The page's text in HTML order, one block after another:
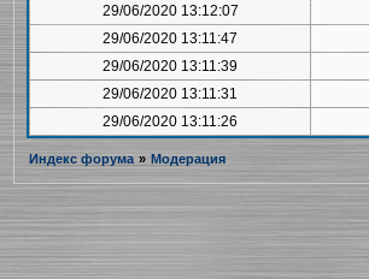
29/06/2020 13:12:07
29/06/2020 13:11:47
29/06/2020 13:11:39
29/06/2020 13:11:31
29/06/2020 13:11:26
Индекс форума » Модерация